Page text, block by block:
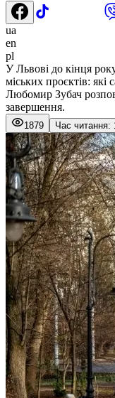
ua
en
pl
У Львові до кінця
міських проєктів: які
Любомир Зубач
завершення.
1879 Час читання: